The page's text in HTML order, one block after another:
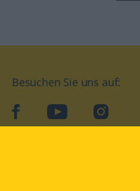
Besuchen Sie uns auf:
facebookYouTube Instagram